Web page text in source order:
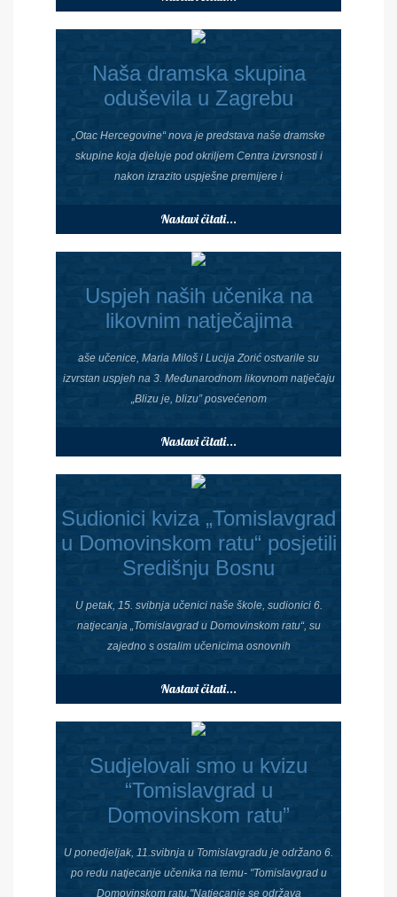
Naša dramska skupina
oduševila u Zagrebu
„Otac Hercegovine“ nova je predstava naše dramske
skupine koja djeluje pod okriljem Centra izvrsnosti i
nakon izrazito uspješne premijere i
Nastavi čitati...
Uspjeh naših učenika na
likovnim natječajima
aše učenice, Maria Miloš i Lucija Zorić ostvarile su
izvrstan uspjeh na 3. Međunarodnom likovnom natječaju
„Blizu je, blizu” posvećenom
Nastavi čitati...
Sudionici kviza „Tomislavgrad
u Domovinskom ratu“ posjetili
Središnju Bosnu
U petak, 15. svibnja učenici naše škole, sudionici 6.
natjecanja „Tomislavgrad u Domovinskom ratu“, su
zajedno s ostalim učenicima osnovnih
Nastavi čitati...
Sudjelovali smo u kvizu
“Tomislavgrad u
Domovinskom ratu”
U ponedjeljak, 11.svibnja u Tomislavgradu je održano 6.
po redu natjecanje učenika na temu- "Tomislavgrad u
Domovinskom ratu."Natjecanje se održava